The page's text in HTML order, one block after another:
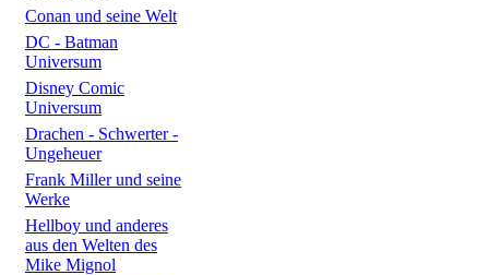
Conan und seine Welt
DC - Batman
Universum
Disney Comic
Universum
Drachen - Schwerter -
Ungeheuer
Frank Miller und seine
Werke
Hellboy und anderes
aus den Welten des
Mike Mignol